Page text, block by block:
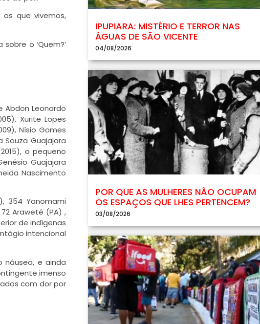
que vivemos,
o ‘Quem?’
Abdon Leonardo
Xurite Lopes
Nísio Gomes
Souza Guajajara
o pequeno
Guajajara
Nascimento
354 Yanomami
72 Araweté (PA) ,
de indígenas
intencional
náusea, e ainda
imenso
com dor por
IPUPIARA: MISTÉRIO E TERROR NAS
ÁGUAS DE SÃO VICENTE
04/08/2026
POR QUE AS MULHERES NÃO OCUPAM
OS ESPAÇOS QUE LHES PERTENCEM?
03/08/2026